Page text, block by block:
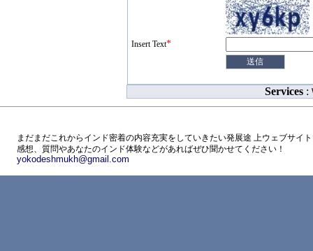
Insert Text*
Services :
まだまだこれからインド密着の内容充実をしていきたい発展途 上ウェブサイ
感想、質問やあなたのインド体験などがあればぜひ聞かせてください！
yokodeshmukh@gmail.com